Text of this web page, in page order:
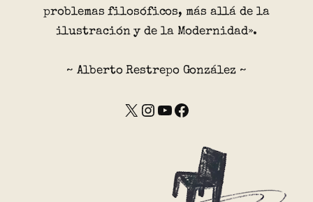
problemas filosóficos, más allá de la
ilustración y de la Modernidad».
~ Alberto Restrepo González ~
X Instagram YouTube Facebook